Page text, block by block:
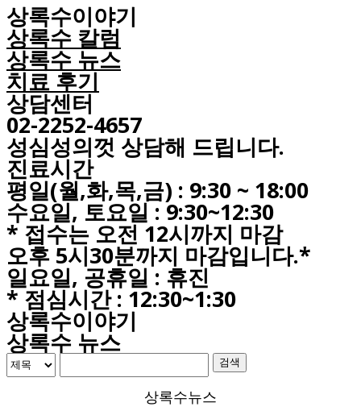
상록수이야기
상록수 칼럼
상록수 뉴스
치료 후기
상담센터
02-2252-4657
성심성의껏 상담해 드립니다.
진료시간
평일(월,화,목,금) : 9:30 ~ 18:00
수요일, 토요일 : 9:30~12:30
* 접수는 오전 12시까지 마감
오후 5시30분까지 마감입니다.*
일요일, 공휴일 : 휴진
* 점심시간 : 12:30~1:30
상록수이야기
상록수 뉴스
검색
상록수뉴스